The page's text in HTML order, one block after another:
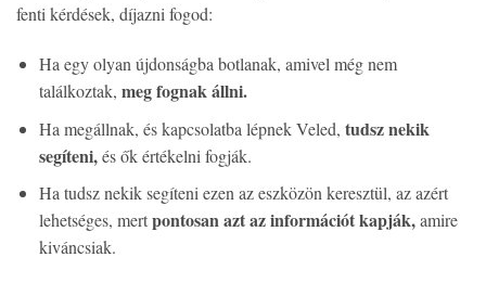
fenti kérdések, díjazni fogod:
Ha egy olyan újdonságba botlanak, amivel még nem
találkoztak, meg fognak állni.
Ha megállnak, és kapcsolatba lépnek Veled, tudsz nekik
segíteni,és ők értékelni fogják.
Ha tudsz nekik segíteni ezen az eszközön keresztül, az azért
lehetséges, mertpontosan azt az információt kapják,amire
kiváncsiak.